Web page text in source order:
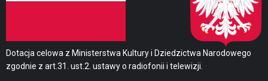
Dotacja celowa z Ministerstwa Kultury i Dziedzictwa Narodowego
zgodnie z art.31. ust.2. ustawy o radiofonii i telewizji.